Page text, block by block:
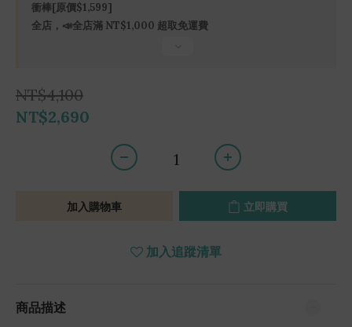
衝棒[原價$1,599]
全店，📣全店滿 NT$1,000 超取免運費
NT$4,100
NT$2,690
加入購物車 立即購買
加入追蹤清單
商品描述